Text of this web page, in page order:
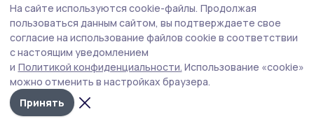
в Жердевской ЦРБ идут масштабные работы
в рамках модернизации первичного звена,
а капремонт школы позволит более 320 детям
учиться в современных условиях. Рядом
со школой оборудована спортивная площадка
для сдачи норм ГТО.
На сайте используются cookie-файлы. Продолжая
пользоваться данным сайтом, вы подтверждаете свое
согласие на использование файлов cookie в соответствии
с настоящим уведомлением
и Политикой конфиденциальности. Использование «cookie»
можно отменить в настройках браузера.
Принять